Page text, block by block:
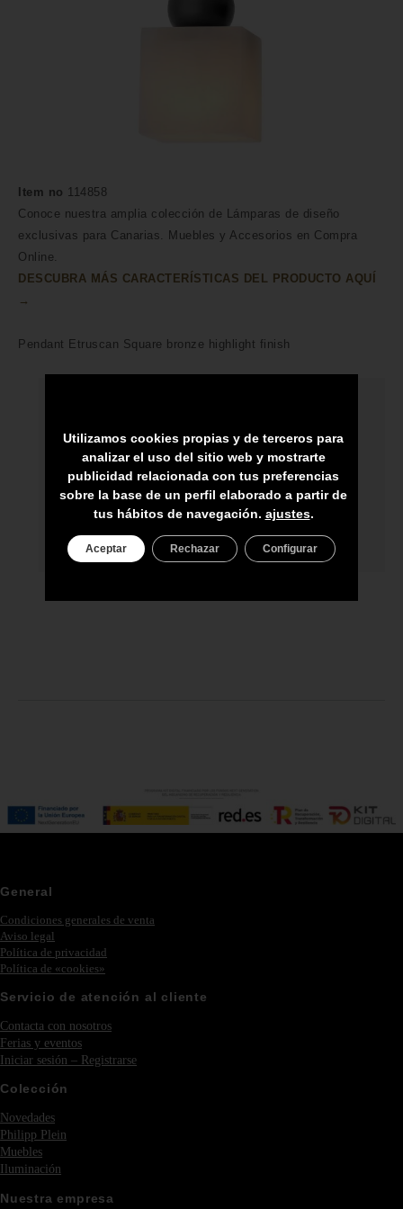
Item no 114858
Conoce nuestra amplia colección de Lámparas de diseño
exclusivas para Canarias. Muebles y Accesorios en Compra
Online.
DESCUBRA MÁS CARACTERÍSTICAS DEL PRODUCTO AQUÍ
→
Pendant Etruscan Square bronze highlight finish
ARTESANOS
ENVÍO A TODA CANARIAS
ASESORAMIENTO PERSONAL
PRECIO DEL PRODUCTO NO INCLUYE
IGIC
General
Condiciones generales de venta
Aviso legal
Política de privacidad
Política de «cookies»
Servicio de atención al cliente
Contacta con nosotros
Ferias y eventos
Iniciar sesión – Registrarse
Colección
Novedades
Philipp Plein
Muebles
Iluminación
Nuestra empresa
Utilizamos cookies propias y de terceros para
analizar el uso del sitio web y mostrarte
publicidad relacionada con tus preferencias
sobre la base de un perfil elaborado a partir de
tus hábitos de navegación. ajustes.
Aceptar Rechazar Configurar